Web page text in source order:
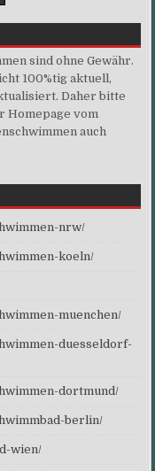
sind ohne Gewähr.
100%tig aktuell,
Daher bitte
Homepage vom
auch
nrw/
koeln/
muenchen/
duesseldorf-
dortmund/
berlin/
wien/